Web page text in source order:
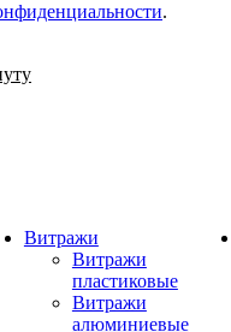
.
Витражи
Витражи
пластиковые
Витражи
алюминиевые